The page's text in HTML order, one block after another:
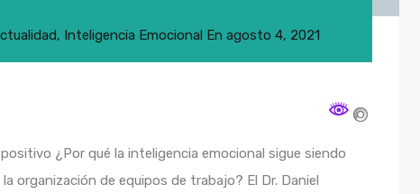
, Inteligencia Emocional En agosto 4, 2021
¿Por qué la inteligencia emocional sigue siendo
organización de equipos de trabajo? El Dr. Daniel